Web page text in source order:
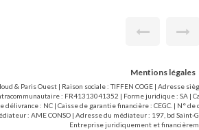
Mentions légales
& Paris Ouest | Raison sociale : TIFFEN COGE | Adresse
: FR41313041352 | Forme juridique : SA |
: NC | Caisse de garantie financière : CEGC. | N°
: AME CONSO | Adresse du médiateur : 197, bd Saint-
Entreprise juridiquement et